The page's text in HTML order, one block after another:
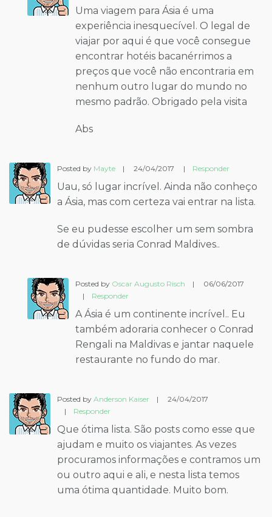
Uma viagem para Ásia é uma
experiência inesquecível. O legal de
viajar por aqui é que você consegue
encontrar hotéis bacanérrimos a
preços que você não encontraria em
nenhum outro lugar do mundo no
mesmo padrão. Obrigado pela visita
Abs
Posted by Mayte | 24/04/2017 | Responder
Uau, só lugar incrível. Ainda não conheço
a Ásia, mas com certeza vai entrar na lista.
Se eu pudesse escolher um sem sombra
de dúvidas seria Conrad Maldives..
Posted by Oscar Augusto Risch |
06/06/2017
|
Responder
A Ásia é um continente incrível.. Eu
também adoraria conhecer o Conrad
Rengali na Maldivas e jantar naquele
restaurante no fundo do mar.
Posted by Anderson Kaiser |
24/04/2017
|
Responder
Que ótima lista. São posts como esse que
ajudam e muito os viajantes. As vezes
procuramos informações e contramos um
ou outro aqui e ali, e nesta lista temos
uma ótima quantidade. Muito bom.